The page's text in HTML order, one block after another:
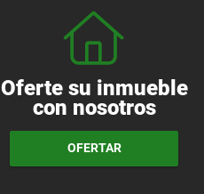
Oferte su inmueble
con nosotros
OFERTAR